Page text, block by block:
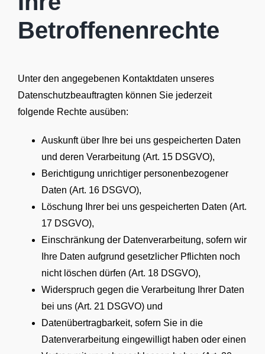
Betroffenenrechte
Unter den angegebenen Kontaktdaten unseres
Datenschutzbeauftragten können Sie jederzeit
folgende Rechte ausüben:
Auskunft über Ihre bei uns gespeicherten Daten
und deren Verarbeitung (Art. 15 DSGVO),
Berichtigung unrichtiger personenbezogener
Daten (Art. 16 DSGVO),
Löschung Ihrer bei uns gespeicherten Daten (Art.
17 DSGVO),
Einschränkung der Datenverarbeitung, sofern wir
Ihre Daten aufgrund gesetzlicher Pflichten noch
nicht löschen dürfen (Art. 18 DSGVO),
Widerspruch gegen die Verarbeitung Ihrer Daten
bei uns (Art. 21 DSGVO) und
Datenübertragbarkeit, sofern Sie in die
Datenverarbeitung eingewilligt haben oder einen